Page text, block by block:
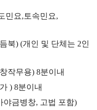
민요, 토속민요,
북) (개인 및 단체는 2인
작무용) 8분이내
) 8분이내
야금병창, 고법 포함)